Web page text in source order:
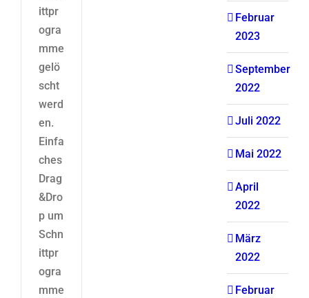
ittpr
ogra
mme
gelö
scht
werd
en.
Einfa
ches
Drag
&Dro
p um
Schn
ittpr
ogra
mme
Februar
2023
September
2022
Juli 2022
Mai 2022
April
2022
März
2022
Februar